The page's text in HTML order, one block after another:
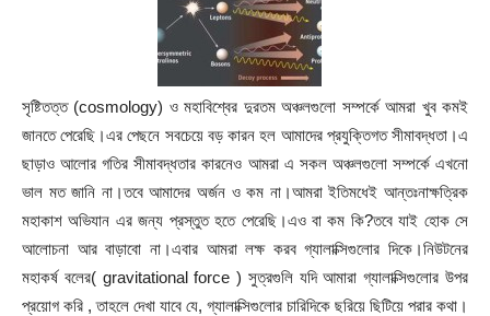
সৃষ্টিতত্ত (cosmology) ও মহাবিশ্বের দুরতম অঞ্চলগুলো সম্পর্কে আমরা খুব কমই
জানতে পেরেছি।এর পেছনে সবচেয়ে বড় কারন হল আমাদের প্রযুক্তিগত সীমাবদ্ধতা।এ
ছাড়াও আলোর গতির সীমাবদ্ধতার কারনেও আমরা এ সকল অঞ্চলগুলো সম্পর্কে এখনো
ভাল মত জানি না।তবে আমাদের অর্জন ও কম না।আমরা ইতিমধেই আন্তঃনাক্ষত্রিক
মহাকাশ অভিযান এর জন্য প্রস্তুত হতে পেরেছি।এও বা কম কি?তবে যাই হোক সে
আলোচনা আর বাড়াবো না।এবার আমরা লক্ষ করব গ্যালাক্সিগুলোর দিকে।নিউটনের
মহাকর্ষ বলের( gravitational force ) সুত্রগুলি যদি আমারা গ্যালাক্সিগুলোর উপর
প্রয়োগ করি , তাহলে দেখা যাবে যে, গ্যালাক্সিগুলোর চারিদিকে ছরিয়ে ছিটিয়ে পরার কথা।